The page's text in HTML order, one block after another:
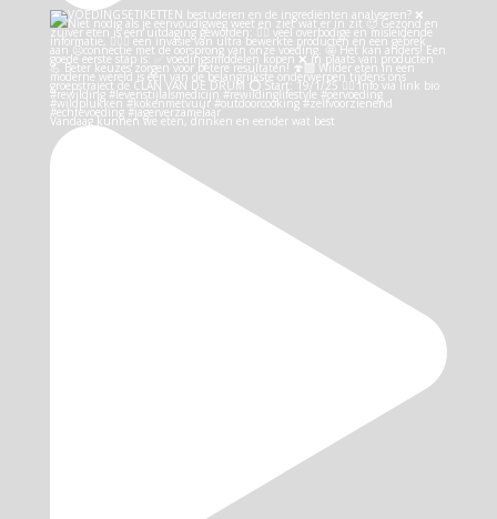
Vandaag kunnen we eten, drinken en eender wat best